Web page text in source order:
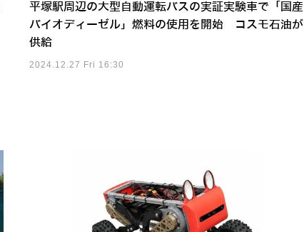
平塚駅周辺の大型自動運転バスの実証実験車で「国産
バイオディーゼル」燃料の使用を開始 コスモ石油が
供給
2024.12.27 Fri 16:30